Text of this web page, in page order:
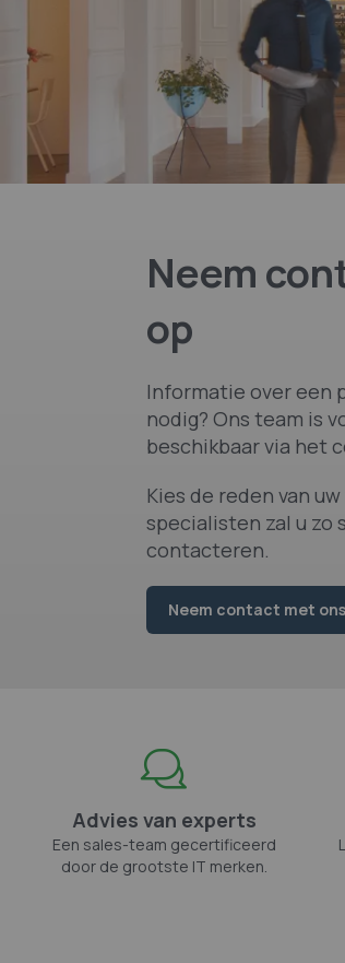
Neem
op
Informatie over een
nodig? Ons team is
beschikbaar via het
Kies de reden van
specialisten zal u zo
contacteren.
Neem contact met
Advies van experts
Een sales-team gecertificeerd
door de grootste IT merken.